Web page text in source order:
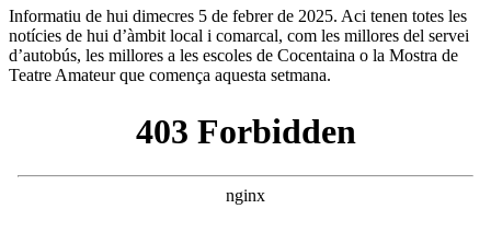
Informatiu de hui dimecres 5 de febrer de 2025. Aci tenen totes les
notícies de hui d’àmbit local i comarcal, com les millores del servei
d’autobús, les millores a les escoles de Cocentaina o la Mostra de
Teatre Amateur que comença aquesta setmana.